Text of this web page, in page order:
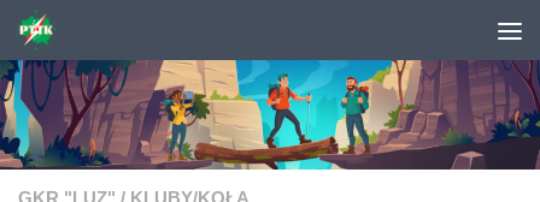
Skip to content